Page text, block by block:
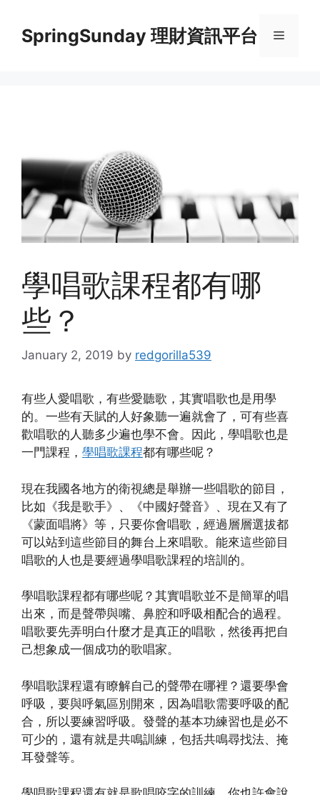
contentSpringSunday 理財資訊平台 Menu
學唱歌課程都有哪
些？
January 2, 2019 by redgorilla539
有些人愛唱歌，有些愛聽歌，其實唱歌也是用學
的。一些有天賦的人好象聽一遍就會了，可有些喜
歡唱歌的人聽多少遍也學不會。因此，學唱歌也是
一門課程， 學唱歌課程都有哪些呢？
現在我國各地方的衛視總是舉辦一些唱歌的節目，
比如《我是歌手》、《中國好聲音》、現在又有了
《蒙面唱將》等，只要你會唱歌，經過層層選拔都
可以站到這些節目的舞台上來唱歌。能來這些節目
唱歌的人也是要經過學唱歌課程的培訓的。
學唱歌課程都有哪些呢？其實唱歌並不是簡單的唱
出來，而是聲帶與嘴、鼻腔和呼吸相配合的過程。
唱歌要先弄明白什麼才是真正的唱歌，然後再把自
己想象成一個成功的歌唱家。
學唱歌課程還有瞭解自己的聲帶在哪裡？還要學會
呼吸，要與呼氣區別開來，因為唱歌需要呼吸的配
合，所以要練習呼吸。發聲的基本功練習也是必不
可少的，還有就是共鳴訓練，包括共鳴尋找法、掩
耳發聲等。